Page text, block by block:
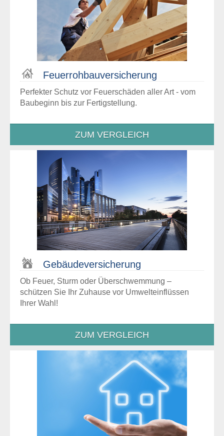
Feuer­roh­bau­versiche­rung
Perfekter Schutz vor Feuerschäden aller Art - vom
Baubeginn bis zur Fertigstellung.
ZUM VERGLEICH
Gebäude­versicherung
Ob Feuer, Sturm oder Überschwemmung –
schützen Sie Ihr Zuhause vor Umwelteinflüssen
Ihrer Wahl!
ZUM VERGLEICH